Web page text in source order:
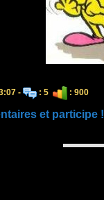
- : 5 : 900
et participe !